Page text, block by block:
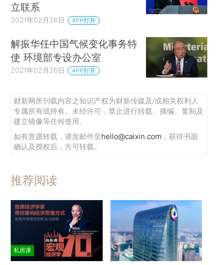
立联系
2021年02月26日 APP打开
解振华任中国气候变化事务特
使 环境部专设办公室
2021年02月26日 APP打开
财新网所刊载内容之知识产权为财新传媒及/或相关权利人
专属所有或持有。未经许可，禁止进行转载、摘编、复制及
建立镜像等任何使用。
如有意愿转载，请发邮件至hello@caixin.com ，获得书面
确认及授权后，方可转载。
推荐阅读
私房课